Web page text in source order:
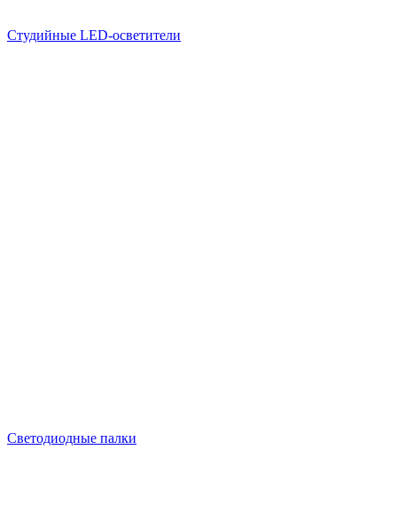
Студийные LED-осветители
Светодиодные палки